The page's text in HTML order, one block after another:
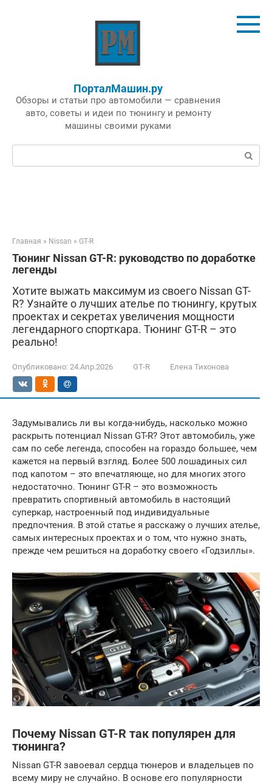
ПорталМашин.ру
Обзоры и статьи про автомобили — сравнения
авто, советы и идеи по тюнингу и ремонту
машины своими руками
Поиск:
Главная » Nissan » GT-R
Тюнинг Nissan GT-R: руководство по доработке
легенды
Хотите выжать максимум из своего Nissan GT-
R? Узнайте о лучших ателье по тюнингу, крутых
проектах и секретах увеличения мощности
легендарного спорткара. Тюнинг GT-R – это
реально!
Опубликовано: 24.Апр.2026 GT-R Елена Тихонова
Задумывались ли вы когда-нибудь, насколько можно
раскрыть потенциал Nissan GT-R? Этот автомобиль, уже
сам по себе легенда, способен на гораздо большее, чем
кажется на первый взгляд. Более 500 лошадиных сил
под капотом – это впечатляюще, но для многих этого
недостаточно. Тюнинг GT-R – это возможность
превратить спортивный автомобиль в настоящий
суперкар, настроенный под индивидуальные
предпочтения. В этой статье я расскажу о лучших ателье,
самых интересных проектах и о том, что нужно знать,
прежде чем решиться на доработку своего «Годзиллы».
Почему Nissan GT-R так популярен для
тюнинга?
Nissan GT-R завоевал сердца тюнеров и владельцев по
всему миру не случайно. В основе его популярности